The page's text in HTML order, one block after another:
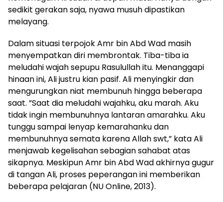
sedikit gerakan saja, nyawa musuh dipastikan
melayang.
Dalam situasi terpojok Amr bin Abd Wad masih
menyempatkan diri membrontak. Tiba-tiba ia
meludahi wajah sepupu Rasulullah itu. Menanggapi
hinaan ini, Ali justru kian pasif. Ali menyingkir dan
mengurungkan niat membunuh hingga beberapa
saat. ”Saat dia meludahi wajahku, aku marah. Aku
tidak ingin membunuhnya lantaran amarahku. Aku
tunggu sampai lenyap kemarahanku dan
membunuhnya semata karena Allah swt,” kata Ali
menjawab kegelisahan sebagian sahabat atas
sikapnya. Meskipun Amr bin Abd Wad akhirnya gugur
di tangan Ali, proses peperangan ini memberikan
beberapa pelajaran (NU Online, 2013).